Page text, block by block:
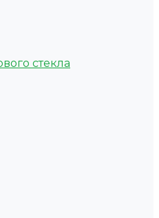
стекла